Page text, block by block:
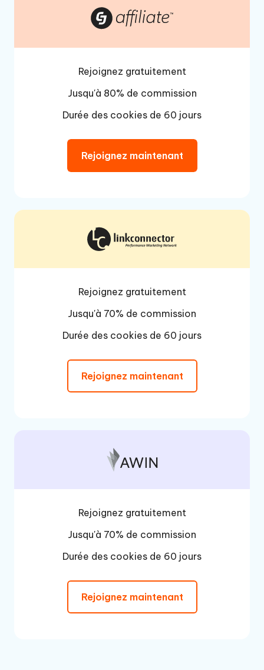
Rejoignez gratuitement
Jusqu'à 70% de commission
Durée des cookies de 60 jours
Rejoignez maintenant
Rejoignez gratuitement
Jusqu'à 80% de commission
Durée des cookies de 60 jours
Rejoignez maintenant
Rejoignez gratuitement
Jusqu'à 70% de commission
Durée des cookies de 60 jours
Rejoignez maintenant